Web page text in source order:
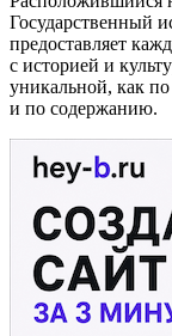
Государственный
предоставляет
с историей и
уникальной, как
и по содержанию.